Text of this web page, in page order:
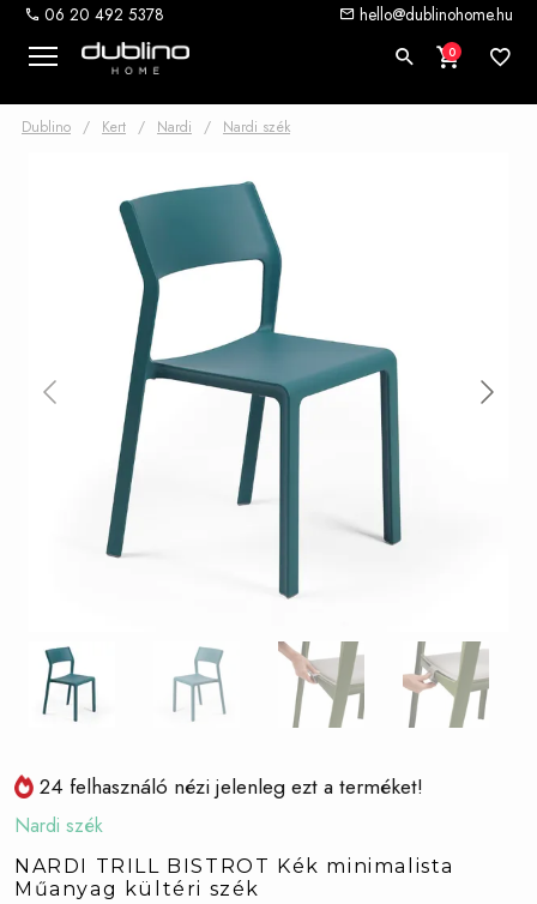
06 20 492 5378 hello@dublinohome.hu
0
Dublino / Kert / Nardi / Nardi szék
24 felhasználó nézi jelenleg ezt a terméket!
Nardi szék
NARDI TRILL BISTROT Kék minimalista
Műanyag kültéri szék